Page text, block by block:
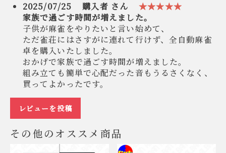
2025/07/25 購入者 さん
★★★★★
家族で過ごす時間が増えました。
子供が麻雀をやりたいと言い始めて、
ただ雀荘にはさすがに連れて行けず、全自動麻雀
卓を購入いたしました。
おかげで家族で過ごす時間が増えました。
組み立ても簡単で心配だった音もうるさくなく、
買ってよかったです。
レビューを投稿
その他のオススメ商品